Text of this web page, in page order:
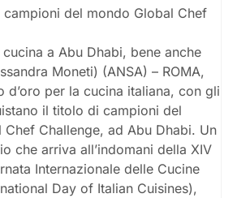
campioni del mondo Global Chef
a Abu Dhabi, bene anche
Moneti) (ANSA) – ROMA,
d’oro per la cucina italiana, con gli
il titolo di campioni del
Chef Challenge, ad Abu Dhabi. Un
che arriva all’indomani della XIV
Internazionale delle Cucine
Day of Italian Cuisines),